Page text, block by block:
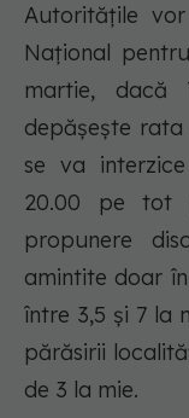
Autoritățile
Național
martie, dacă
depășește
se va
20.00 pe tot
propunere
amintite doar
între 3,5 și 7 la
părăsirii
de 3 la mie.